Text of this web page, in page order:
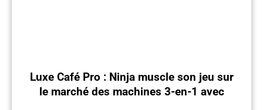
Luxe Café Pro : Ninja muscle son jeu sur
le marché des machines 3-en-1 avec